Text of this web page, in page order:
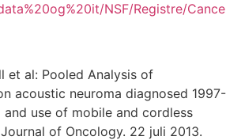
NSF/Registre/
et al: Pooled Analysis of
acoustic neuroma diagnosed 1997-
use of mobile and cordless
of Oncology. 22 juli 2013.